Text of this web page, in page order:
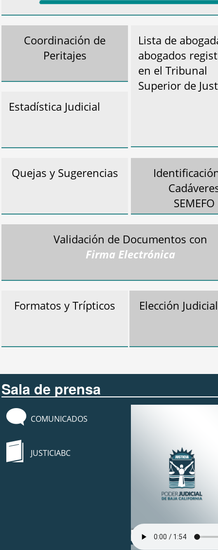
Coordinación de
Peritajes
Estadística Judicial
Quejas y Sugerencias
Lista de
abogados
en el Tribunal
Superior de
SEMEFO
Validación de Documentos con
Firma Electrónica
Formatos y Trípticos Elección
Sala de prensa
COMUNICADOS
JUSTICIABC